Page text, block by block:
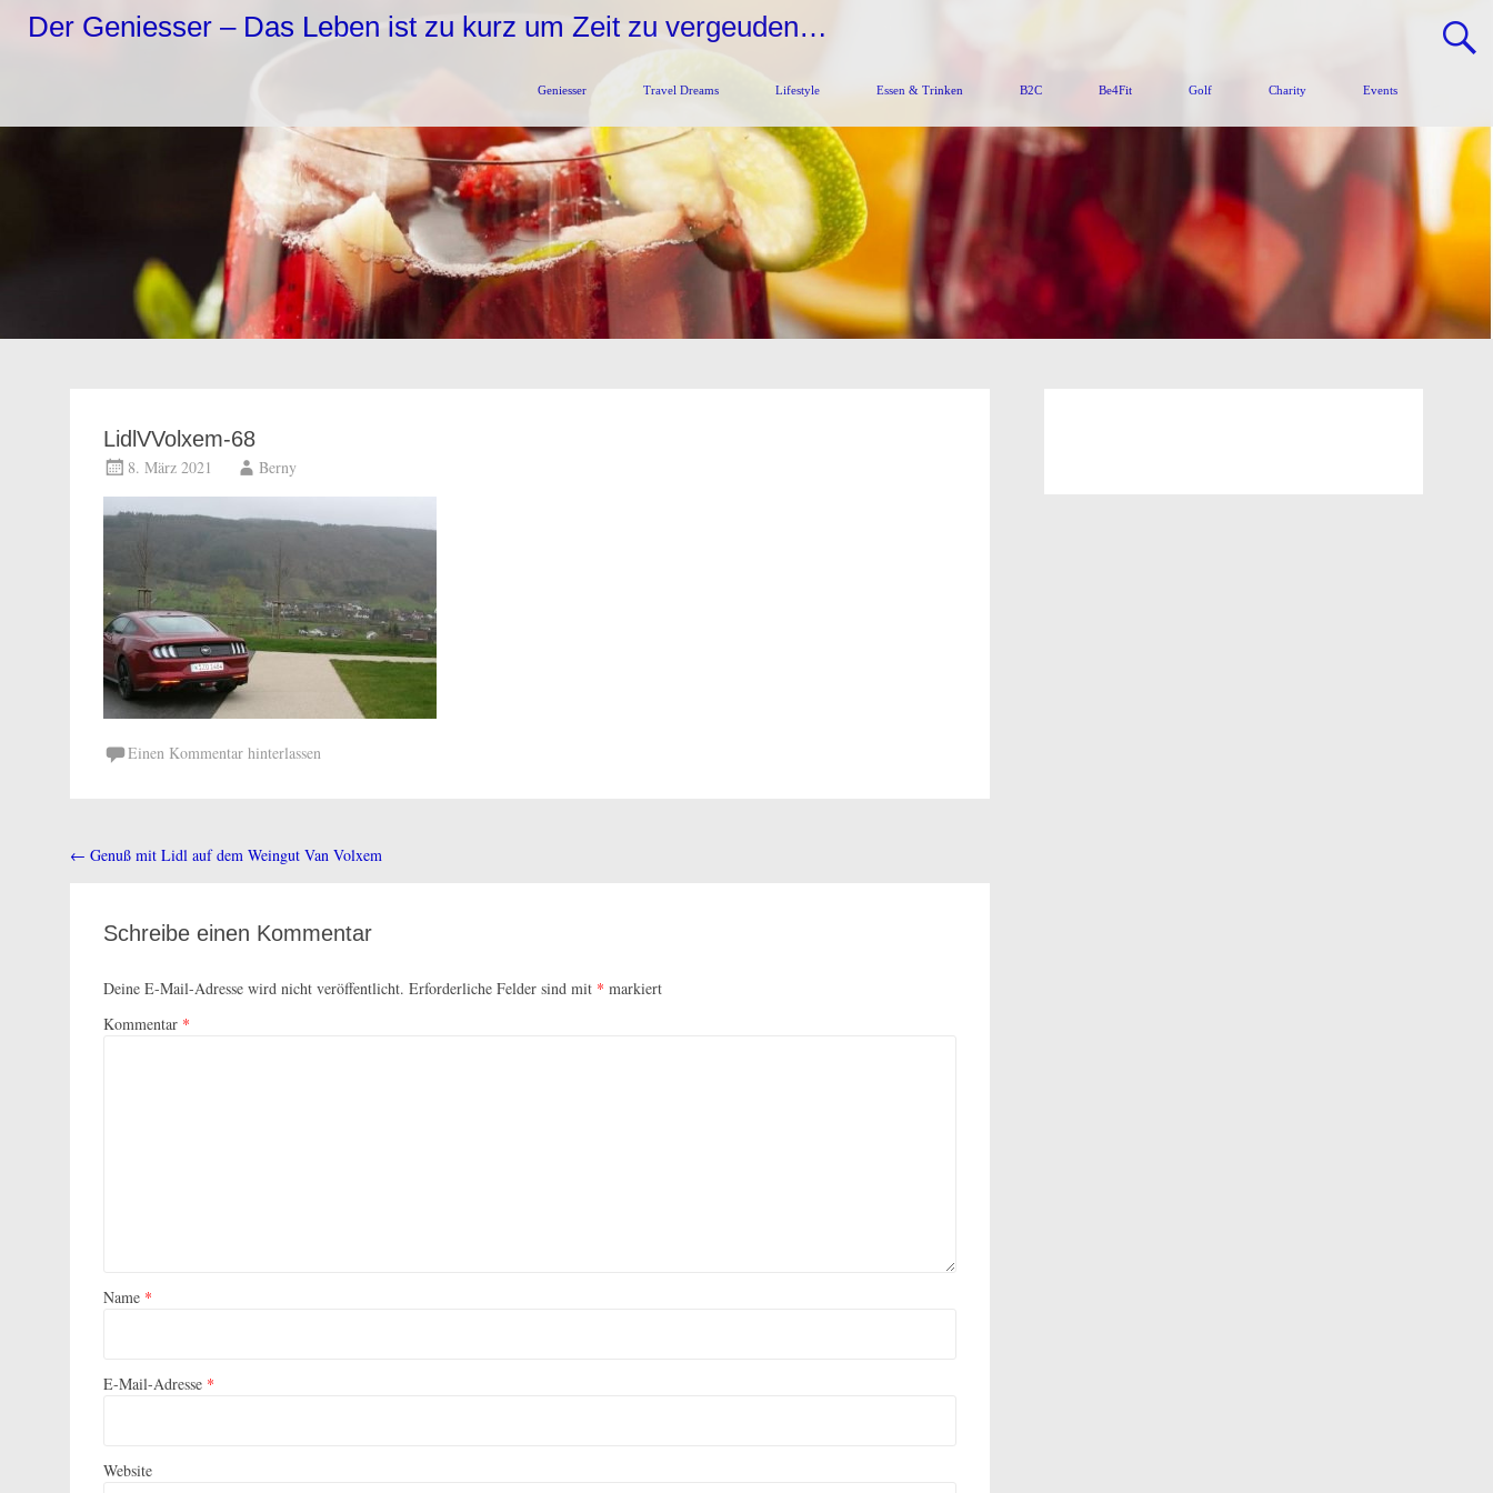
InhaltDer Geniesser – Das Leben ist zu kurz um Zeit zu vergeuden…
Geniesser Travel Dreams Lifestyle Essen & Trinken B2C Be4Fit Golf Charity Events
LidlVVolxem-68
8. März 2021 Berny
Einen Kommentar hinterlassen
Beitragsnavigation
← Genuß mit Lidl auf dem Weingut Van Volxem
Schreibe einen Kommentar
Deine E-Mail-Adresse wird nicht veröffentlicht. Erforderliche Felder sind mit * markiert
Kommentar *
Name *
E-Mail-Adresse *
Website